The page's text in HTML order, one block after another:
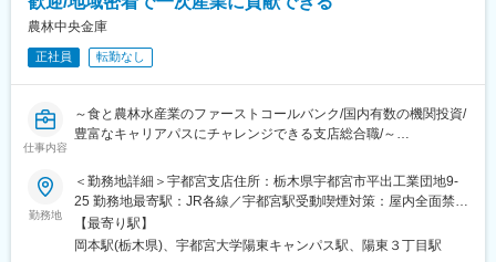
■目標設定について：
「業績」「定性」両面から目標設定を行います。年3回の振り返り
でも進捗状況も含めて上司と一緒に振り返り・評価付けを行いま
す。業績目標だけではなく、訪問数や提案数などのプロセスを分
析し、個々が満足できる働き方の実現に向けて社員一同でサポー
トしております。
未経験の方でご入社された社員も多数活躍しています。未経験の
方については入社後2年間は研修のため、親会社である東京海上日
動火災保険へ出向となります。保険商品の業界知識はもちろん、
ビジネスマナーなどの営業を行う上での基礎的な知識についても
農林中央金庫
正社員 転勤なし
仕事内容
～食と農林水産業のファーストコールバンク/国内有数の機関投資/
豊富なキャリアパスにチャレンジできる支店総合職/～
■業務概要
当社宇都宮支店の総合職として、栃木県内のJAや農業法人等に向
けた事業推進・経営サポート、融資・債権管理業務、金融機関事
務等を担当します。各種企画の立案や実践支援を通じ、JAの経営
基盤強化や農業者の資産形成を後押しし、地域産業の持続的発展
勤務地
＜勤務地詳細＞宇都宮支店住所：栃木県宇都宮市平出工業団地9-
25 勤務地最寄駅：JR各線／宇都宮駅受動喫煙対策：屋内全面禁煙
変更の範囲：会社の定める事業所
【最寄り駅】
岡本駅(栃木県)、宇都宮大学陽東キャンパス駅、陽東３丁目駅